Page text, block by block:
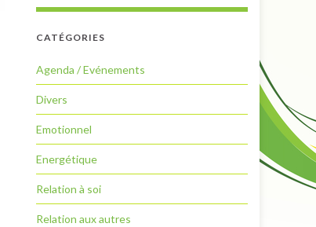
CATÉGORIES
Agenda / Evénements
Divers
Emotionnel
Energétique
Relation à soi
Relation aux autres